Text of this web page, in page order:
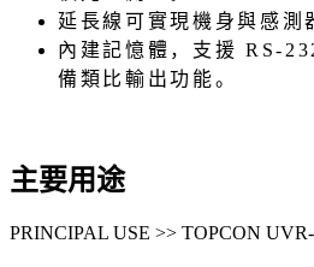
延長線可實現機身與感測
內建記憶體，支援 RS-
備類比輸出功能。
主要用途
PRINCIPAL USE >> TOPCON UVR-